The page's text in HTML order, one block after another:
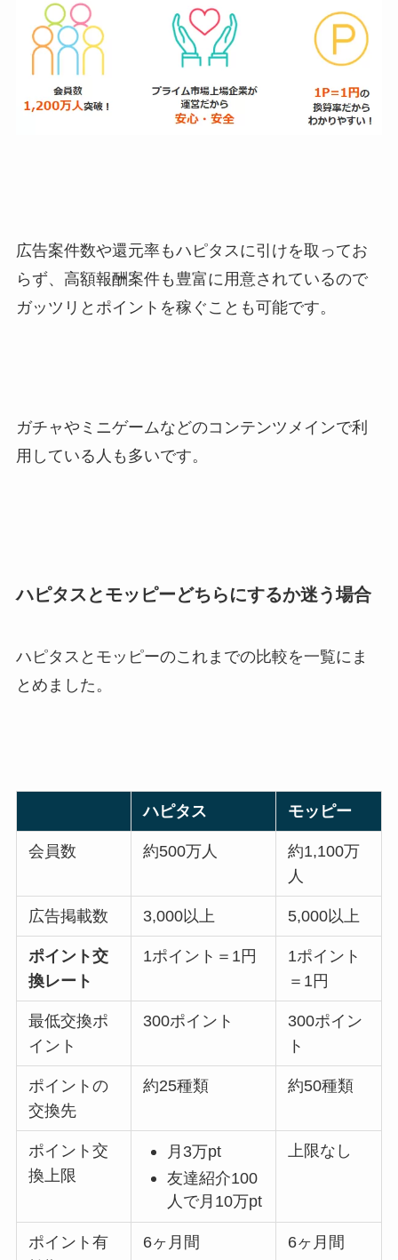
広告案件数や還元率もハピタスに引けを取ってお
らず、高額報酬案件も豊富に用意されているので
ガッツリとポイントを稼ぐことも可能です。
ガチャやミニゲームなどのコンテンツメインで利
用している人も多いです。
ハピタスとモッピーどちらにするか迷う場合
ハピタスとモッピーのこれまでの比較を一覧にま
とめました。
ハピタス モッピー
会員数 約500万人
約1,100万
人
広告掲載数 3,000以上 5,000以上
ポイント交
換レート
1ポイント＝1円
1ポイント
＝1円
最低交換ポ
イント
300ポイント
300ポイン
ト
ポイントの
交換先
約25種類 約50種類
ポイント交
換上限
月3万pt
友達紹介100
人で月10万pt
上限なし
ポイント有
6ヶ月間 6ヶ月間